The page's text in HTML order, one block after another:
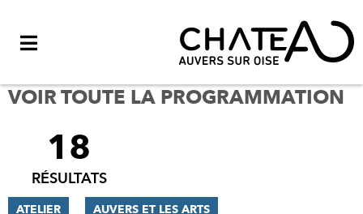
VOIR TOUTE LA PROGRAMMATION
FILTRER
RÉSULTATS
18
RÉSULTATS
ATELIER AUVERS ET LES ARTS